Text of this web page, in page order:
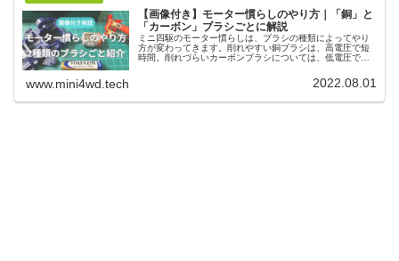
【画像付き】モーター慣らしのやり方｜「銅」と
「カーボン」ブラシごとに解説
ミニ四駆のモーター慣らしは、ブラシの種類によってやり
方が変わってきます。削れやすい銅ブラシは、高電圧で短
時間。削れづらいカーボンブラシについては、低電圧で時
www.mini4wd.tech 2022.08.01